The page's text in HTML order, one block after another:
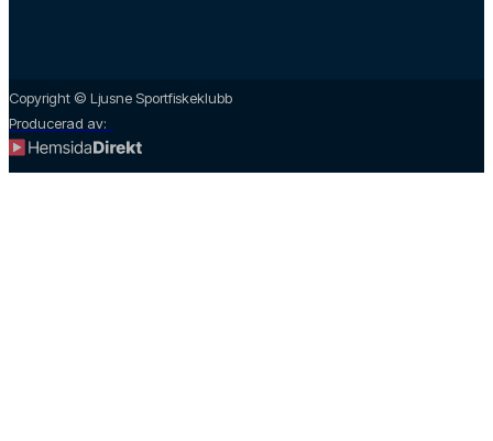
Copyright © Ljusne Sportfiskeklubb
Producerad av: